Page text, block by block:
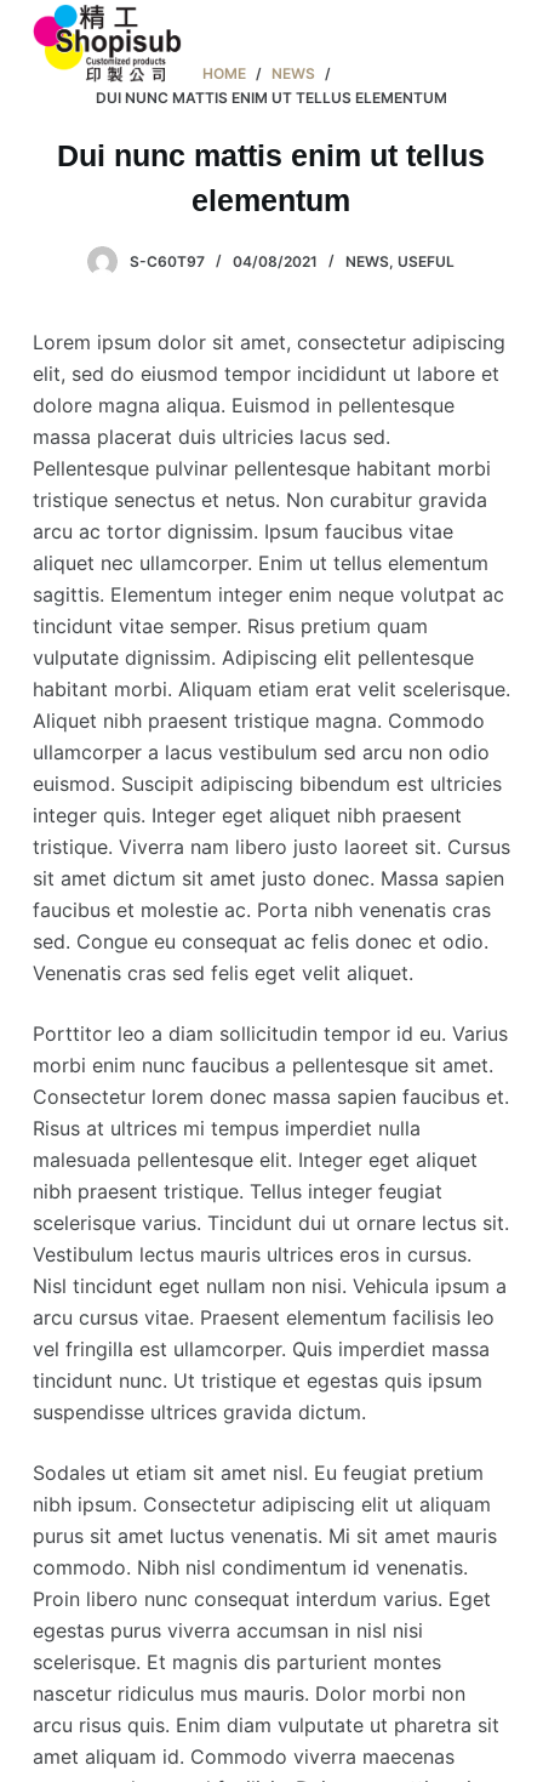
S
e
n
HOME / NEWS /
DUI NUNC MATTIS ENIM UT TELLUS ELEMENTUM
Dui nunc mattis enim ut tellus
elementum
S-C60T97 04/08/2021 NEWS,USEFUL
Lorem ipsum dolor sit amet, consectetur adipiscing
elit, sed do eiusmod tempor incididunt ut labore et
dolore magna aliqua. Euismod in pellentesque
massa placerat duis ultricies lacus sed.
Pellentesque pulvinar pellentesque habitant morbi
tristique senectus et netus. Non curabitur gravida
arcu ac tortor dignissim. Ipsum faucibus vitae
aliquet nec ullamcorper. Enim ut tellus elementum
sagittis. Elementum integer enim neque volutpat ac
tincidunt vitae semper. Risus pretium quam
vulputate dignissim. Adipiscing elit pellentesque
habitant morbi. Aliquam etiam erat velit scelerisque.
Aliquet nibh praesent tristique magna. Commodo
ullamcorper a lacus vestibulum sed arcu non odio
euismod. Suscipit adipiscing bibendum est ultricies
integer quis. Integer eget aliquet nibh praesent
tristique. Viverra nam libero justo laoreet sit. Cursus
sit amet dictum sit amet justo donec. Massa sapien
faucibus et molestie ac. Porta nibh venenatis cras
sed. Congue eu consequat ac felis donec et odio.
Venenatis cras sed felis eget velit aliquet.
Porttitor leo a diam sollicitudin tempor id eu. Varius
morbi enim nunc faucibus a pellentesque sit amet.
Consectetur lorem donec massa sapien faucibus et.
Risus at ultrices mi tempus imperdiet nulla
malesuada pellentesque elit. Integer eget aliquet
nibh praesent tristique. Tellus integer feugiat
scelerisque varius. Tincidunt dui ut ornare lectus sit.
Vestibulum lectus mauris ultrices eros in cursus.
Nisl tincidunt eget nullam non nisi. Vehicula ipsum a
arcu cursus vitae. Praesent elementum facilisis leo
vel fringilla est ullamcorper. Quis imperdiet massa
tincidunt nunc. Ut tristique et egestas quis ipsum
suspendisse ultrices gravida dictum.
Sodales ut etiam sit amet nisl. Eu feugiat pretium
nibh ipsum. Consectetur adipiscing elit ut aliquam
purus sit amet luctus venenatis. Mi sit amet mauris
commodo. Nibh nisl condimentum id venenatis.
Proin libero nunc consequat interdum varius. Eget
egestas purus viverra accumsan in nisl nisi
scelerisque. Et magnis dis parturient montes
nascetur ridiculus mus mauris. Dolor morbi non
arcu risus quis. Enim diam vulputate ut pharetra sit
amet aliquam id. Commodo viverra maecenas